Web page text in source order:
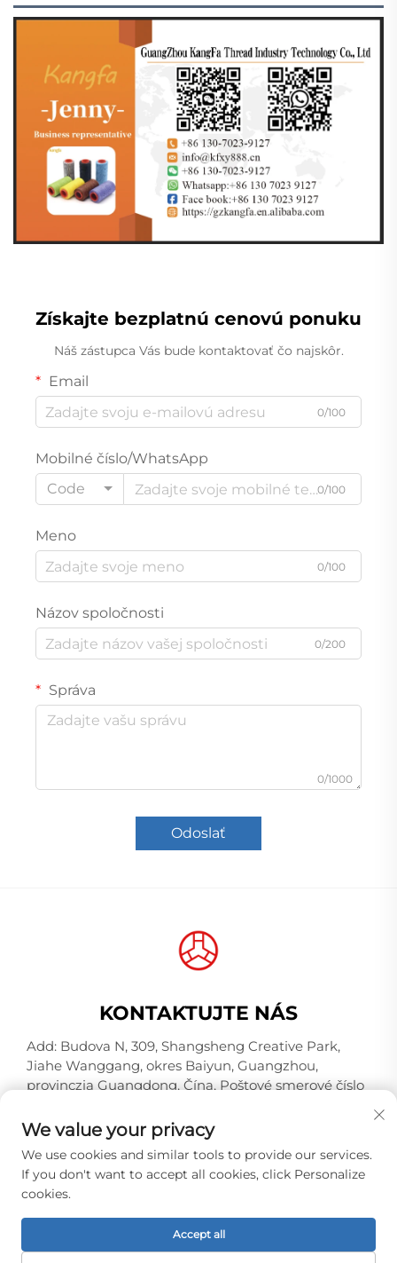
Získajte bezplatnú cenovú ponuku
Náš zástupca Vás bude kontaktovať čo najskôr.
Email
0/100
Mobilné číslo/WhatsApp
Code
0/100
Meno
0/100
Názov spoločnosti
0/200
Správa
0/1000
Odoslať
KONTAKTUJTE NÁS
Add: Budova N, 309, Shangsheng Creative Park,
Jiahe Wanggang, okres Baiyun, Guangzhou,
provinczia Guangdong, Čína, Poštové smerové číslo
Tel.: +86-18925123039
E-mail:[email protected]
Autorské práva © 2026 Guangzhou Hongqiao Thread
Industry Co., Ltd. Všetky práva vyhradené. -
We value your privacy
We use cookies and similar tools to provide our services.
If you don't want to accept all cookies, click Personalize
cookies.
Accept all